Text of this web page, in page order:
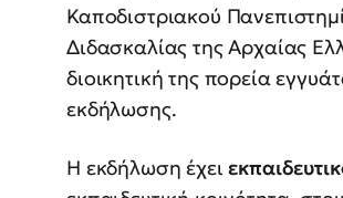
Καποδιστριακού
Διδασκαλίας της Αρχαίας
διοικητική της πορεία
εκδήλωσης.
Η εκδήλωση έχει